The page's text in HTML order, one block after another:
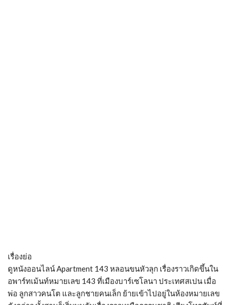
เรื่องย่อ
ดูหนังออนไลน์ Apartment 143 หลอนขนหัวลุก เรื่องราวเกิดขึ้นใน
อพาร์ทเม้นท์หมายเลข 143 ที่เมืองบาร์เซโลนา ประเทศสเปน เมื่อ
พ่อ ลูกสาวคนโต และลูกชายคนเล็ก ย้ายเข้าไปอยู่ในห้องหมายเลข